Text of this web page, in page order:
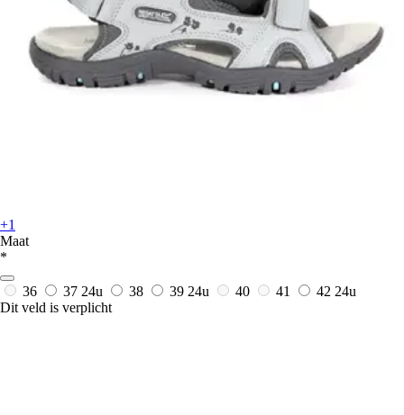
+1
Maat
*
36 37 24u 38 39 24u 40 41 42 24u
Dit veld is verplicht